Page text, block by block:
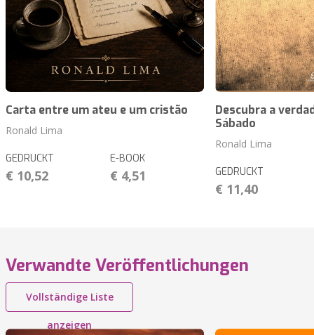
Carta entre um ateu e um cristão
Ronald Lima
GEDRUCKT
€ 10,52
E-BOOK
€ 4,51
Descubra a
Sábado
Ronald Lima
GEDRUCKT
€ 11,40
Verwandte Veröffentlichungen
Vollständige Liste
anzeigen